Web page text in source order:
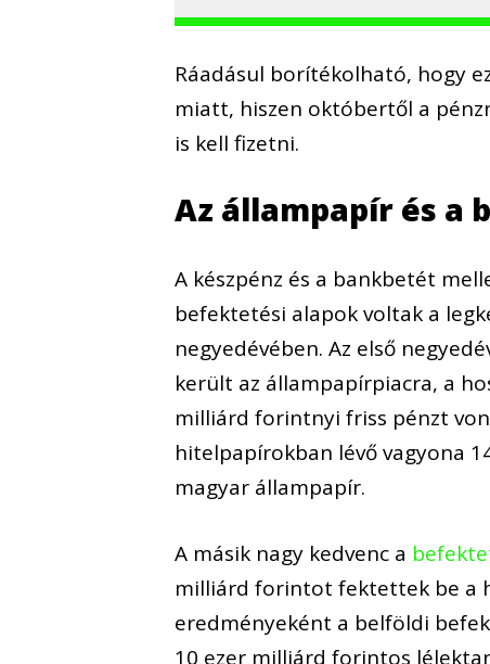
Ráadásul borítékolható, hogy
miatt, hiszen októbertől a
is kell fizetni.
Az állampapír és a
A készpénz és a bankbetét
befektetési alapok voltak a
negyedévében. Az első
került az állampapírpiacra, a
milliárd forintnyi friss pénzt
hitelpapírokban lévő vagyona
magyar állampapír.
A másik nagy kedvenc a
milliárd forintot fektettek be a
eredményeként a belföldi
10 ezer milliárd forintos